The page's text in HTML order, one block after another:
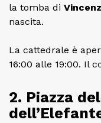
la tomba di
nascita.
La cattedrale è
16:00 alle 19:00. Il
2. Piazza